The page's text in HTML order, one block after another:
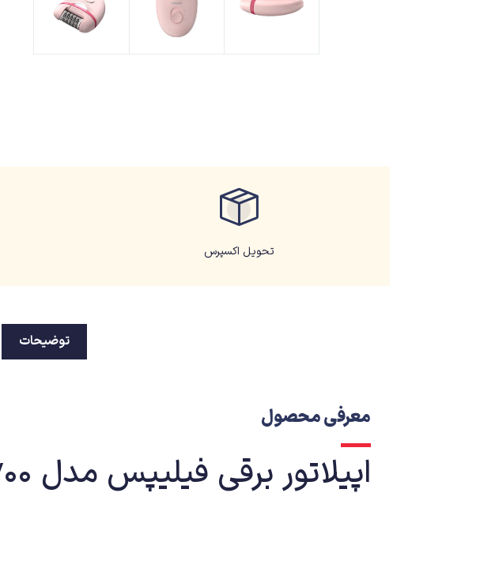
تحویل اکسپرس
توضیحات
معرفی محصول
اپیلاتور برقی فیلیپس مدل BRE285/00